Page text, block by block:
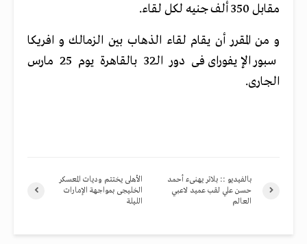
مقابل 350 ألف جنيه لكل لقاء.
و من المقرر أن يقام لقاء الذهاب بين الزمالك و افريكا
سبور الإيفوراى فى دور الـ32 بالقاهرة يوم 25 مارس
الجارى.
الأهلى يختتم وديات المعسكر
الخليجى بمواجهة الإمارات
الليلة
بالفيديو :: بلاتر يهنىء أحمد
حسن علي لقب عميد لاعبي
العالم